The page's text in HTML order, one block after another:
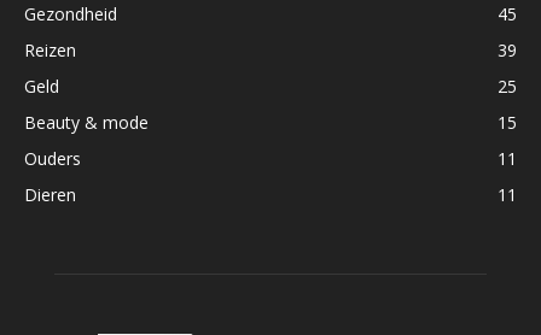
Gezondheid
45
Reizen
39
Geld
25
Beauty & mode
15
Ouders
11
Dieren
11